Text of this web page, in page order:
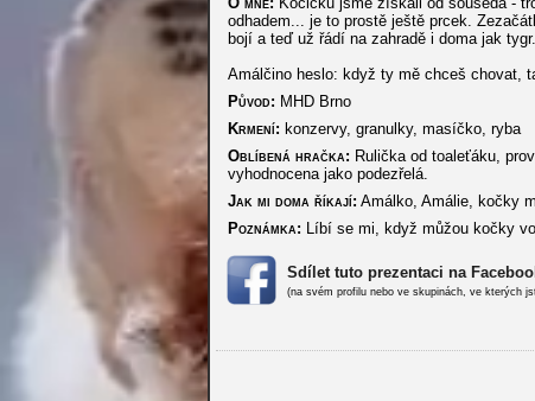
odhadem... je to prostě ještě prcek.
bojí a teď už řádí na zahradě i doma jak tygr.
Amálčino heslo: když ty mě chceš chovat,
Původ: MHD Brno
Krmení: konzervy, granulky, masíčko, ryba
Oblíbená hračka: Rulička od toaleťáku,
vyhodnocena jako podezřelá.
Jak mi doma říkají: Amálko, Amálie, kočky
Poznámka: Líbí se mi, když můžou kočky
Sdílet tuto prezentaci na
(na svém profilu nebo ve skupinách, ve kterých